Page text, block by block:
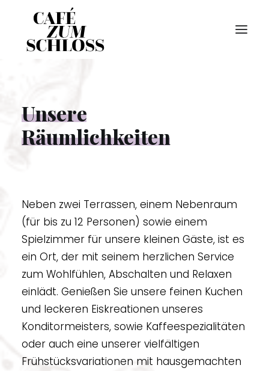
ÜBER UNS
SPEIS & TRANK
KUCHEN & TORTEN
KONTAKT & ANFAHRT
RESERVIEREN
Unsere
Räumlichkeiten
Neben zwei Terrassen, einem Nebenraum
(für bis zu 12 Personen) sowie einem
Spielzimmer für unsere kleinen Gäste, ist es
ein Ort, der mit seinem herzlichen Service
zum Wohlfühlen, Abschalten und Relaxen
einlädt. Genießen Sie unsere feinen Kuchen
und leckeren Eiskreationen unseres
Konditormeisters, sowie Kaffeespezialitäten
oder auch eine unserer vielfältigen
Frühstücksvariationen mit hausgemachten